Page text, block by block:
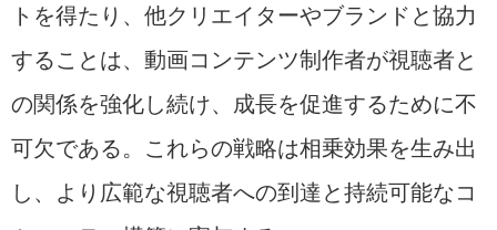
トを得たり、他クリエイターやブランドと協力
することは、動画コンテンツ制作者が視聴者と
の関係を強化し続け、成長を促進するために不
可欠である。これらの戦略は相乗効果を生み出
し、より広範な視聴者への到達と持続可能なコ